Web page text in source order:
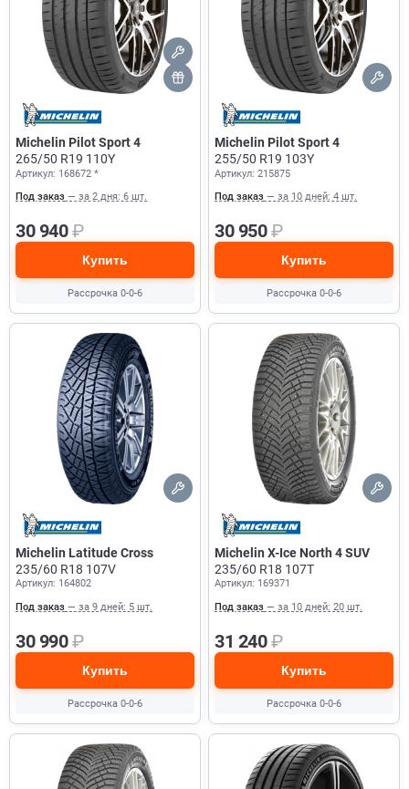
Michelin Pilot Sport 4
265/50 R19 110Y
Артикул: 168672 *
Под заказ — за 2 дня: 6 шт.
30 940₽
Купить
Рассрочка 0-0-6
Michelin Pilot Sport 4
255/50 R19 103Y
Артикул: 215875
Под заказ — за 10 дней: 4 шт.
30 950₽
Купить
Рассрочка 0-0-6
Michelin Latitude Cross
235/60 R18 107V
Артикул: 164802
Под заказ — за 9 дней: 5 шт.
30 990₽
Купить
Рассрочка 0-0-6
Michelin X-Ice North 4 SUV
235/60 R18 107T
Артикул: 169371
Под заказ — за 10 дней: 20 шт.
31 240₽
Купить
Рассрочка 0-0-6